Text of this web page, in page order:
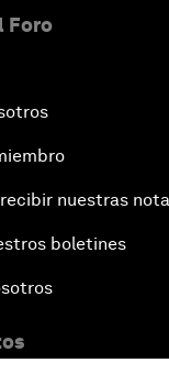
Foro
nuestras
boletines